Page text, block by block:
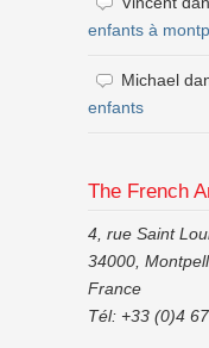
enfants à
Michael
enfants
The French
4, rue Saint
34000,
France
Tél: +33 (0)4